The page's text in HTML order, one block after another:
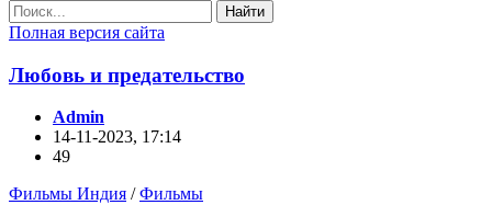
Найти
Полная версия сайта
Любовь и предательство
Admin
14-11-2023, 17:14
49
Фильмы Индия /Фильмы